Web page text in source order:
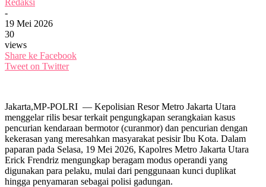
-
19 Mei 2026
30
views
Share ke Facebook
Tweet on Twitter
Jakarta,MP-POLRI — Kepolisian Resor Metro Jakarta Utara
menggelar rilis besar terkait pengungkapan serangkaian kasus
pencurian kendaraan bermotor (curanmor) dan pencurian dengan
kekerasan yang meresahkan masyarakat pesisir Ibu Kota. Dalam
paparan pada Selasa, 19 Mei 2026, Kapolres Metro Jakarta Utara
Erick Frendriz mengungkap beragam modus operandi yang
digunakan para pelaku, mulai dari penggunaan kunci duplikat
hingga penyamaran sebagai polisi gadungan.